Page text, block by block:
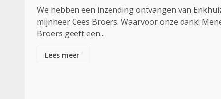
We hebben een inzending ontvangen van
mijnheer Cees Broers. Waarvoor onze dank!
Broers geeft een...
Lees meer